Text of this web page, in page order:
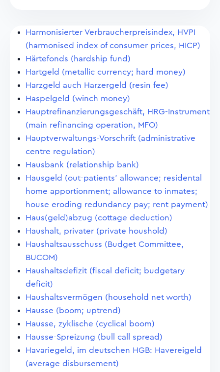
Harmonisierter Verbraucherpreisindex, HVPI
(harmonised index of consumer prices, HICP)
Härtefonds (hardship fund)
Hartgeld (metallic currency; hard money)
Harzgeld auch Harzergeld (resin fee)
Haspelgeld (winch money)
Hauptrefinanzierungsgeschäft, HRG-Instrument
(main refinancing operation, MFO)
Hauptverwaltungs-Vorschrift (administrative
centre regulation)
Hausbank (relationship bank)
Hausgeld (out-patients' allowance; residental
home apportionment; allowance to inmates;
house eroding redundancy pay; rent payment)
Haus(geld)abzug (cottage deduction)
Haushalt, privater (private houshold)
Haushaltsausschuss (Budget Committee,
BUCOM)
Haushaltsdefizit (fiscal deficit; budgetary
deficit)
Haushaltsvermögen (household net worth)
Hausse (boom; uptrend)
Hausse, zyklische (cyclical boom)
Hausse-Spreizung (bull call spread)
Havariegeld, im deutschen HGB: Havereigeld
(average disbursement)